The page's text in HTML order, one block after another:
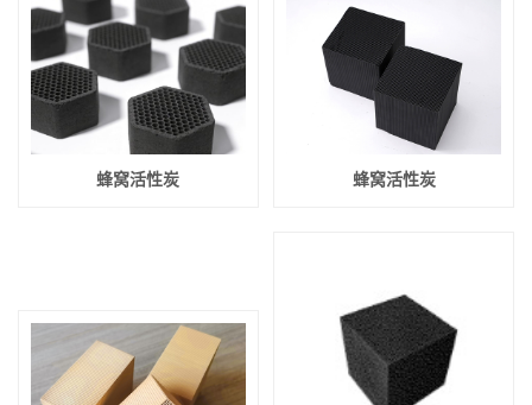
蜂窝活性炭 蜂窝活性炭